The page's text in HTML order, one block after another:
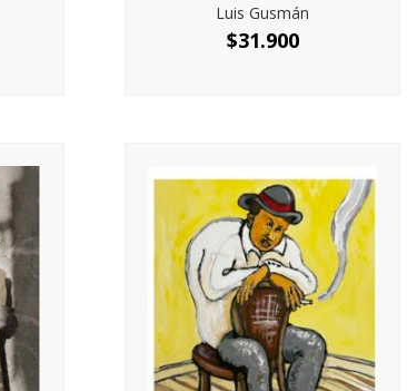
Luis Gusmán
$31.900